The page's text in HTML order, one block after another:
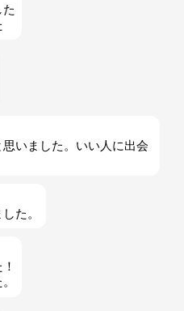
いました。いい人に出会
た。